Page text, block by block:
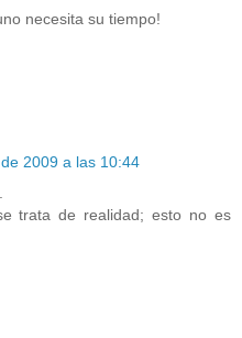
necesita su tiempo!
2009 a las 10:44
trata de realidad; esto no es